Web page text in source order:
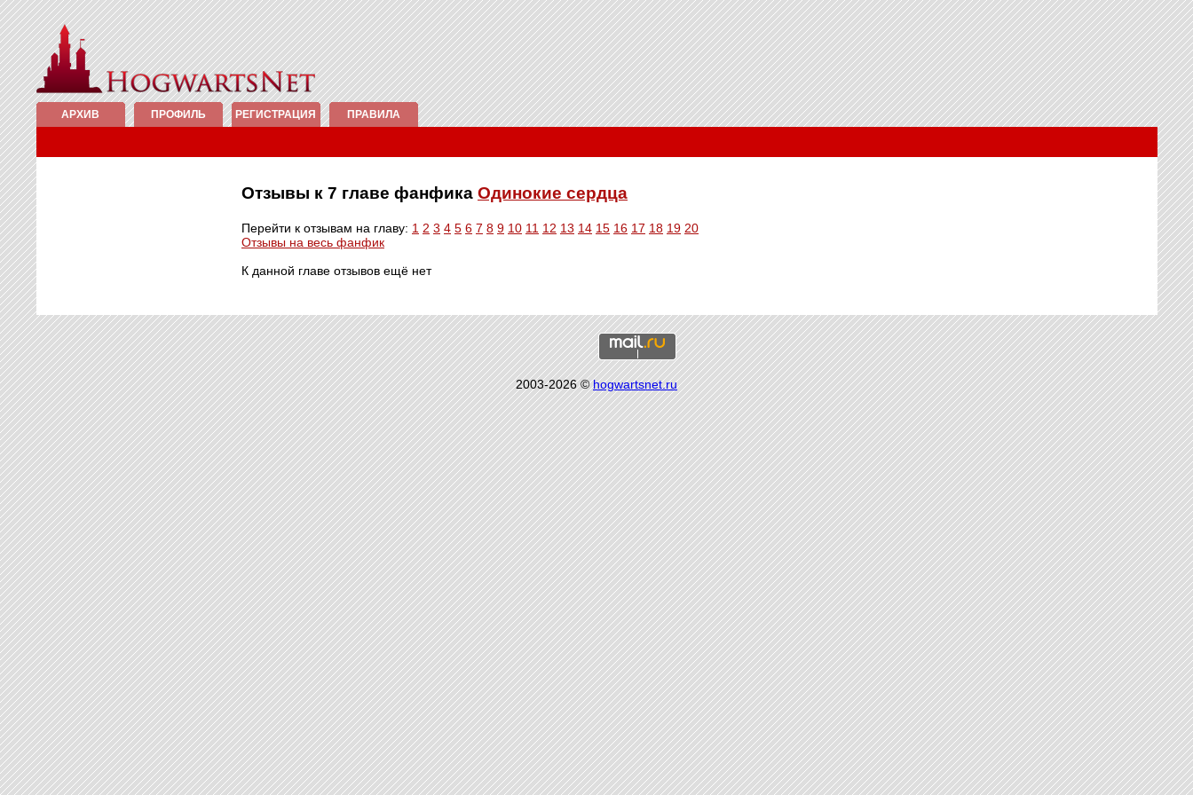
АРХИВ ПРОФИЛЬ РЕГИСТРАЦИЯ ПРАВИЛА
Отзывы к 7 главе фанфика Одинокие сердца
Перейти к отзывам на главу: 1 2 3 4 5 6 7 8 9 10 11 12 13 14 15 16 17 18 19 20
Отзывы на весь фанфик
К данной главе отзывов ещё нет
2003-2026 ©hogwartsnet.ru